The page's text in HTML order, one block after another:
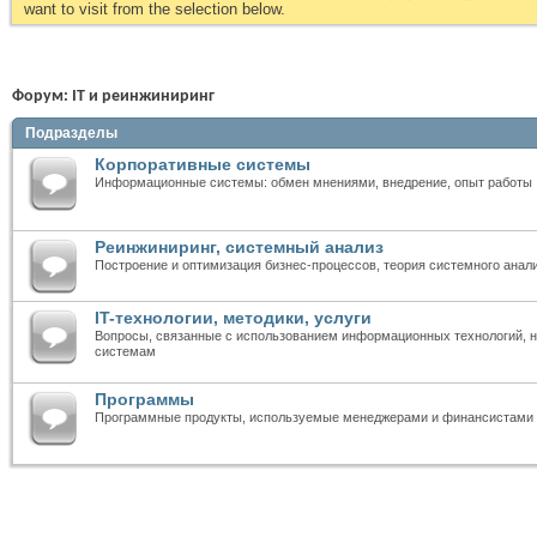
want to visit from the selection below.
Форум: IT и реинжиниринг
Подразделы
Корпоративные системы
Информационные системы: обмен мнениями, внедрение, опыт работы
Реинжиниринг, системный анализ
Построение и оптимизация бизнес-процессов, теория системного
IT-технологии, методики, услуги
Вопросы, связанные с использованием информационных технологий,
системам
Программы
Программные продукты, используемые менеджерами и финансистами